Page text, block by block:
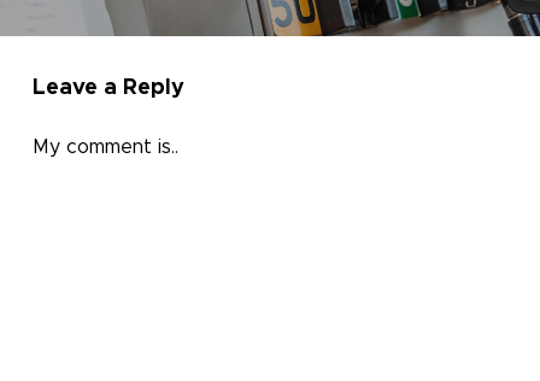
Leave a Reply
My comment is..